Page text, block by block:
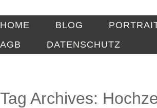
HOME BLOG
AGB
DATENSCHUTZ
Tag Archives: